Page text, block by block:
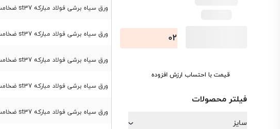
قیمت با احتساب ارزش افزوده
فیلتر محصولات
سایز
ورق سیاه برشی فولاد مبارکه st37 ضخامت 4 عرض 1000
ورق سیاه برشی فولاد مبارکه st37 ضخامت 4 عرض 1250
ورق سیاه برشی فولاد مبارکه st37 ضخامت 4 عرض 1500
ورق سیاه برشی فولاد مبارکه st37 ضخامت 5 عرض 1000
ورق سیاه برشی فولاد مبارکه st37 ضخامت 5 عرض 1250